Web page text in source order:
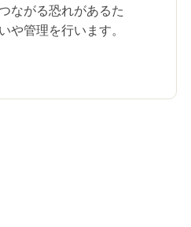
ながる恐れがあるた
や管理を行います。